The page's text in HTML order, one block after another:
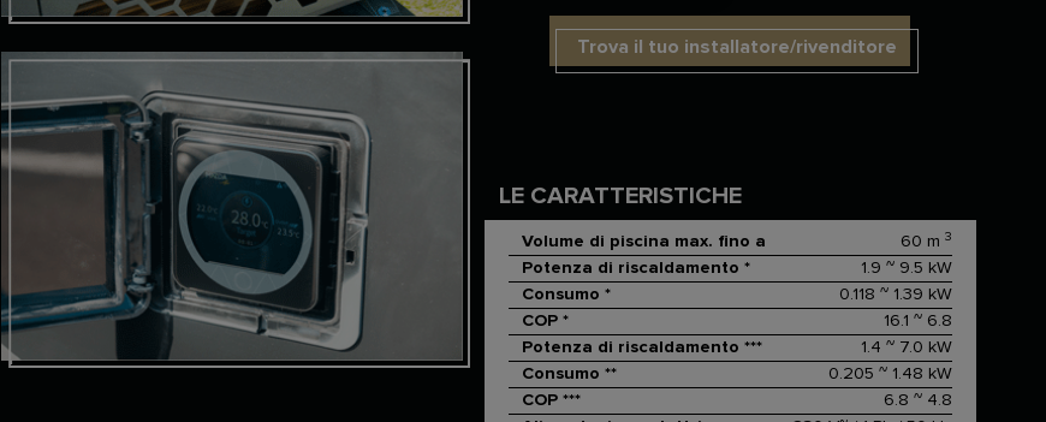
Trova il tuo installatore/rivenditore
LE CARATTERISTICHE
Volume di piscina max. fino a 60 m 3
Potenza di riscaldamento *
1.9 ~ 9.5 kW
Consumo *
0.118 ~ 1.39 kW
COP *
16.1 ~ 6.8
Potenza di riscaldamento ***
1.4 ~ 7.0 kW
Consumo **
0.205 ~ 1.48 kW
COP ***
6.8 ~ 4.8